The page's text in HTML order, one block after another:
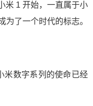
米 1 开始，一直属于小
为了一个时代的标志。
米数字系列的使命已经